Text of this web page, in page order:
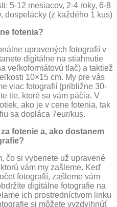
5-12 mesiacov, 2-4 roky, 6-8
dospelácky (z každého 1 kus)
fotenia?
upravených fotografií v
digitálne na stiahnutie
veľkoformátovú tlač) a taktiež
10×15 cm. My pre vás
viac fotografií (približne 30-
tie, ktoré sa vám páčia. V
ako je v cene fotenia, tak
sa dopláca 7eur/kus.
fotenie a, ako dostanem
čo si vyberiete už upravené
vám my zašleme. Keď
fotografií, zašleme vám
digitálne fotografie na
ich prostredníctvom linku
si môžete vyzdvihnúť